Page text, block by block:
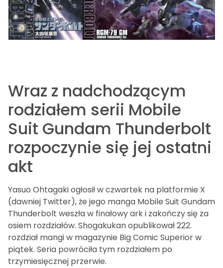
Wraz z nadchodzącym
rodziałem serii Mobile
Suit Gundam Thunderbolt
rozpoczynie się jej ostatni
akt
Yasuo Ohtagaki ogłosił w czwartek na platformie X
(dawniej Twitter), że jego manga Mobile Suit Gundam
Thunderbolt weszła w finałowy ark i zakończy się za
osiem rozdziałów. Shogakukan opublikował 222.
rozdział mangi w magazynie Big Comic Superior w
piątek. Seria powróciła tym rozdziałem po
trzymiesięcznej przerwie.